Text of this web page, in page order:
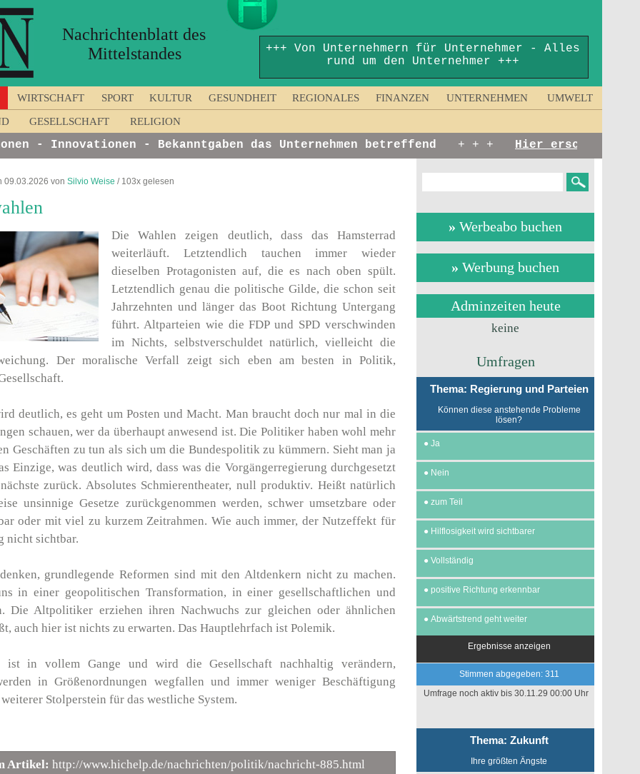
Nachrichtenblatt des
Mittelstandes
+++ Von Unternehmern für Unternehmer - Alles
rund um den Unternehmer +++
WIRTSCHAFT SPORT KULTUR GESUNDHEIT REGIONALES FINANZEN UNTERNEHMEN UMWELT
GESELLSCHAFT RELIGION
- Innovationen - Bekanntgaben das Unternehmen betreffend+ + + Hier erscheinen:
09.03.2026 von Silvio Weise / 103x gelesen
Die Wahlen zeigen deutlich, dass das Hamsterrad
weiterläuft. Letztendlich tauchen immer wieder
dieselben Protagonisten auf, die es nach oben spült.
Letztendlich genau die politische Gilde, die schon seit
Jahrzehnten und länger das Boot Richtung Untergang
führt. Altparteien wie die FDP und SPD verschwinden
im Nichts, selbstverschuldet natürlich, vielleicht die
Der moralische Verfall zeigt sich eben am besten in Politik,
deutlich, es geht um Posten und Macht. Man braucht doch nur mal in die
schauen, wer da überhaupt anwesend ist. Die Politiker haben wohl mehr
Geschäften zu tun als sich um die Bundespolitik zu kümmern. Sieht man ja
Einzige, was deutlich wird, dass was die Vorgängerregierung durchgesetzt
zurück. Absolutes Schmierentheater, null produktiv. Heißt natürlich
unsinnige Gesetze zurückgenommen werden, schwer umsetzbare oder
oder mit viel zu kurzem Zeitrahmen. Wie auch immer, der Nutzeffekt für
nicht sichtbar.
grundlegende Reformen sind mit den Altdenkern nicht zu machen.
in einer geopolitischen Transformation, in einer gesellschaftlichen und
Die Altpolitiker erziehen ihren Nachwuchs zur gleichen oder ähnlichen
auch hier ist nichts zu erwarten. Das Hauptlehrfach ist Polemik.
ist in vollem Gange und wird die Gesellschaft nachhaltig verändern,
in Größenordnungen wegfallen und immer weniger Beschäftigung
Stolperstein für das westliche System.
Artikel: http://www.hichelp.de/nachrichten/politik/nachricht-885.html
» Werbeabo buchen
» Werbung buchen
Adminzeiten heute
keine
Umfragen
Thema: Regierung und Parteien
Können diese anstehende Probleme
lösen?
● Ja
● Nein
● zum Teil
● Hilflosigkeit wird sichtbarer
● Vollständig
● positive Richtung erkennbar
● Abwärtstrend geht weiter
Ergebnisse anzeigen
Stimmen abgegeben: 311
Umfrage noch aktiv bis 30.11.29 00:00 Uhr
Thema: Zukunft
Ihre größten Ängste